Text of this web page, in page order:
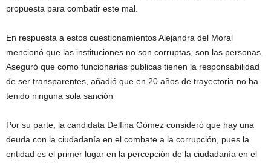
propuesta para combatir este mal.
En respuesta a estos cuestionamientos Alejandra del Moral
mencionó que las instituciones no son corruptas, son las personas.
Aseguró que como funcionarias publicas tienen la responsabilidad
de ser transparentes, añadió que en 20 años de trayectoria no ha
tenido ninguna sola sanción
Por su parte, la candidata Delfina Gómez consideró que hay una
deuda con la ciudadanía en el combate a la corrupción, pues la
entidad es el primer lugar en la percepción de la ciudadanía en el